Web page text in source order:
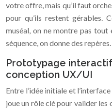
votre offre, mais qu’il faut
pour qu’ils restent gérables.
muséal, on ne montre pas tout
séquence, on donne des repères.
Prototypage
conception UX/UI
Entre l’idée initiale et
joue un rôle clé pour valider les